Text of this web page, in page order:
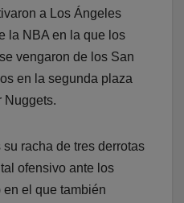
a Los Ángeles
la NBA en la que los
vengaron de los San
en la segunda plaza
Nuggets.
racha de tres derrotas
ofensivo ante los
el que también